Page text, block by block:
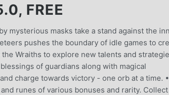
FREE
mysterious masks take a stand against the
pushes the boundary of idle games to
Wraiths to explore new talents and
of guardians along with magical
charge towards victory - one orb at a time.
runes of various bonuses and rarity. Collect